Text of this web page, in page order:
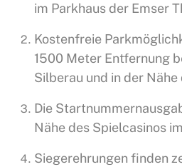
im Parkhaus der Emser
Kostenfreie
1500 Meter Entfernung
Silberau und in der Nähe
Die
Nähe des Spielcasinos
Siegerehrungen finden